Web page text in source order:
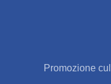
Promozione